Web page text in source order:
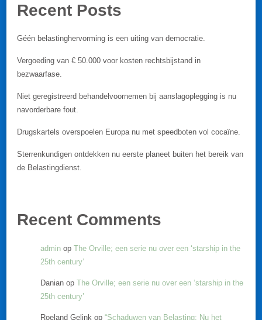
Recent Posts
Géén belastinghervorming is een uiting van democratie.
Vergoeding van € 50.000 voor kosten rechtsbijstand in
bezwaarfase.
Niet geregistreerd behandelvoornemen bij aanslagoplegging is nu
navorderbare fout.
Drugskartels overspoelen Europa nu met speedboten vol cocaïne.
Sterrenkundigen ontdekken nu eerste planeet buiten het bereik van
de Belastingdienst.
Recent Comments
admin op The Orville; een serie nu over een ‘starship in the
25th century’
Danian op The Orville; een serie nu over een ‘starship in the
25th century’
Roeland Gelink op “Schaduwen van Belasting: Nu het